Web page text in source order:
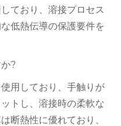
ており、溶接プロセス
低熱伝導の保護要件を
?
用しており、手触りが
トし、溶接時の柔軟な
断熱性に優れており、